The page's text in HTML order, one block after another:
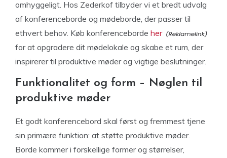
omhyggeligt. Hos Zederkof tilbyder vi et bredt udvalg
af konferenceborde og mødeborde, der passer til
ethvert behov. Køb konferenceborde her
for at opgradere dit mødelokale og skabe et rum, der
inspirerer til produktive møder og vigtige beslutninger.
Funktionalitet og form – Nøglen til
produktive møder
Et godt konferencebord skal først og fremmest tjene
sin primære funktion: at støtte produktive møder.
Borde kommer i forskellige former og størrelser,